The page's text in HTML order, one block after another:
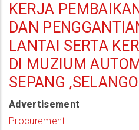
KERJA
DAN
LANTAI SERTA
DI MUZIUM
SEPANG
Advertisement
Procurement